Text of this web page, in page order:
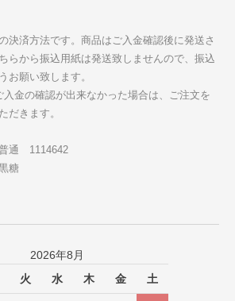
決済方法です。商品はご入金確認後に発送さ
らから振込用紙は発送致しませんので、振込
お願い致します。
金の確認が出来なかった場合は、ご注文を
だきます。
通 1114642
糖
2026年8月
火 水 木 金 土